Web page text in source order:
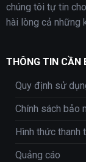
chúng tôi tự tin
hài lòng cả những
THÔNG TIN CẦN
Quy định sử
Chính sách bảo
Hình thức thanh
Quảng cáo